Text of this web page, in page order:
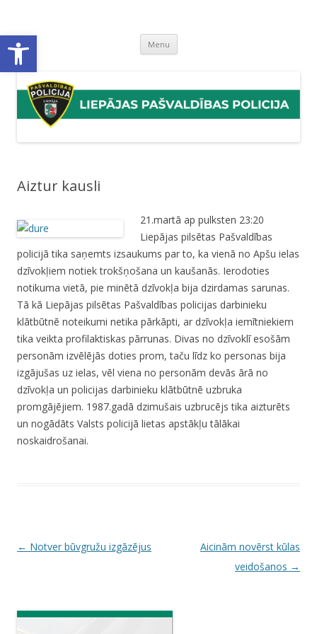
Open toolbar Menu Skip
content
Aiztur kausli
21.martā ap pulksten 23:20
Liepājas pilsētas Pašvaldības
policijā tika saņemts izsaukums par to, ka vienā no Apšu ielas
dzīvokļiem notiek trokšņošana un kaušanās. Ierodoties
notikuma vietā, pie minētā dzīvokļa bija dzirdamas sarunas.
Tā kā Liepājas pilsētas Pašvaldības policijas darbinieku
klātbūtnē noteikumi netika pārkāpti, ar dzīvokļa iemītniekiem
tika veikta profilaktiskas pārrunas. Divas no dzīvoklī esošām
personām izvēlējās doties prom, taču līdz ko personas bija
izgājušas uz ielas, vēl viena no personām devās ārā no
dzīvokļa un policijas darbinieku klātbūtnē uzbruka
promgājējiem. 1987.gadā dzimušais uzbrucējs tika aizturēts
un nogādāts Valsts policijā lietas apstākļu tālākai
noskaidrošanai.
P
← Notver būvgružu izgāzējus
Aicinām novērst kūlas
veidošanos →